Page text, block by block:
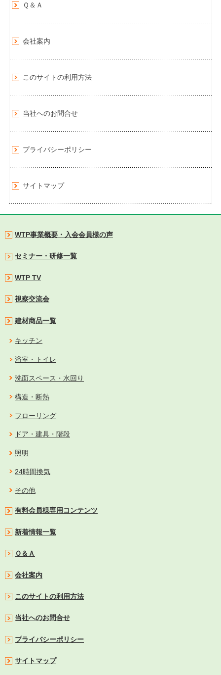
Ｑ＆Ａ
会社案内
このサイトの利用方法
当社へのお問合せ
プライバシーポリシー
サイトマップ
WTP事業概要・入会会員様の声
セミナー・研修一覧
WTP TV
視察交流会
建材商品一覧
キッチン
浴室・トイレ
洗面スペース・水回り
構造・断熱
フローリング
ドア・建具・階段
照明
24時間換気
その他
有料会員様専用コンテンツ
新着情報一覧
Ｑ＆Ａ
会社案内
このサイトの利用方法
当社へのお問合せ
プライバシーポリシー
サイトマップ